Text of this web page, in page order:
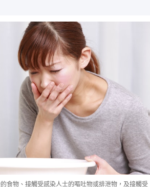
食物、接觸受感染人士的嘔吐物或排泄物，及接觸受